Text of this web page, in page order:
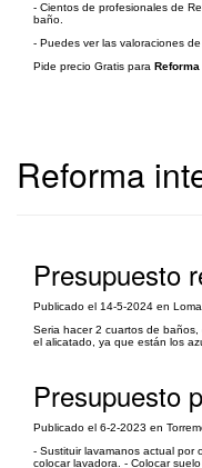
- Cientos de profesionales de
baño.
- Puedes ver las valoraciones
Pide precio Gratis para
Reforma
Presupuesto
Publicado el 14-5-2024 en
Seria hacer 2 cuartos de
el alicatado, ya que están los
Presupuesto
Publicado el 6-2-2023 en
- Sustituir lavamanos actual por
colocar lavadora. - Colocar